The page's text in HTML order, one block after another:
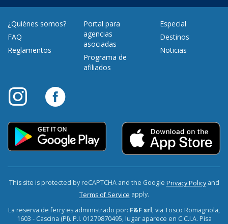
¿Quiénes somos?
FAQ
Reglamentos
Portal para
agencias
asociadas
Programa de
afiliados
Especial
Destinos
Noticias
This site is protected by reCAPTCHA and the Google Privacy Policyand
Terms of Service apply.
La reserva de ferry es administrado por: F&F srl, via Tosco Romagnola,
1603 - Cascina (PI). P.I. 01279870495, lugar aparece en C.C.I.A. Pisa